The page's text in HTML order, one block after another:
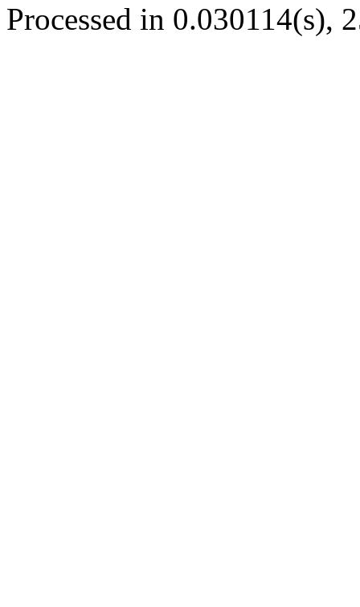
Processed in 0.030114(s),